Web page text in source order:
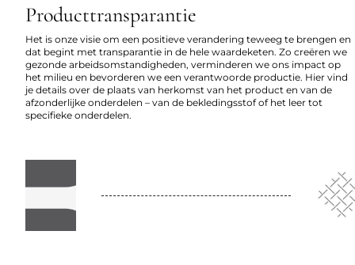
Producttransparantie
Het is onze visie om een positieve verandering teweeg te brengen en
dat begint met transparantie in de hele waardeketen. Zo creëren we
gezonde arbeidsomstandigheden, verminderen we ons impact op
het milieu en bevorderen we een verantwoorde productie. Hier vind
je details over de plaats van herkomst van het product en van de
afzonderlijke onderdelen – van de bekledingsstof of het leer tot
specifieke onderdelen.